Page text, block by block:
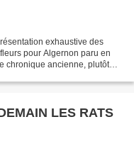
exhaustive des
pour Algernon paru en
chronique ancienne, plutôt
LES RATS